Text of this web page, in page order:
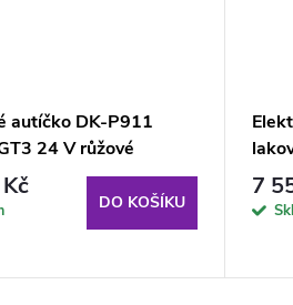
autíčko DK-P911
24 V růžové
DO KOŠÍKU
7